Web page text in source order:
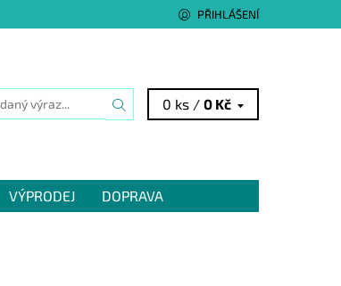
PŘIHLÁŠENÍ
0 ks /0 Kč
VÝPRODEJ
DOPRAVA